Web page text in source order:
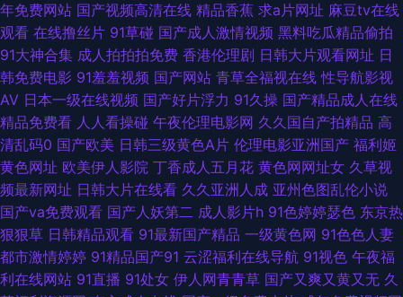
区 国产m3u8在线观看 熟妇人妻一区二区 国产精品30p 婷婷亚洲第九十九页
国产精品臀 我不卡影院在线 偷拍美女自蔚图 国产青草视频在线观看 亚洲非
洲国产日本 国产一卡2卡3卡4卡入口 亚洲精品国产综合野狼 国内自产自拍
AV 亚洲码专区亚洲码专区 精品国产黑色 伊人俺去射 精品在线日本有码 用快
播看 九一破解版 影音先锋操逼网 久久精品人人做人人爽97 在线免费电视剧
网站 免费在线观看久久伊人黄色网址 91九色国产 欧美日韩干 99热亚 青柠视
频手 ab天堂中文 日本成人手机午夜在线 超碰在线搞99 日韩第一二三区色 成
年免费网站 国产视频高清在线 精品香蕉 求a片网址 麻豆tv在线
观看 在线撸丝片 91草碰 国产成人激情视频 黑料吃瓜精品偷拍
91大神合集 成人拍拍拍免费 香港伦理剧 日韩大片观看网址 日
韩免费电影 91羞羞视频 国产网站 青草全福视在线 性导航影视
AV 日本一级在线视频 国产好片浮力 91久操 国产精品成人在线
精品免费看 人人看操碰 午夜伦理电影网 久久国自产拍精品 高
清乱码0 国产欧美 日韩三级黄色A片 伦理电影亚洲国产 福利姬
黄色网址 欧美伊人影院 丁香成人五月花 黄色网网址女 久草视
频最新网址 日韩大片在线看 久久亚洲人成 亚州色图乱伦小说
国产va免费观看 国产人妖第二 成人影片h 91色婷婷瑟色 东京热
狠狠草 日韩精品观看 91最新国产精品 一级黄色网 91色色人妻
都市激情婷婷 91精品国产91 云涩福利在线导航 91视色 午夜福
利在线网站 91直播 91处女 伊人网青青草 国产又爽又黄又无 久